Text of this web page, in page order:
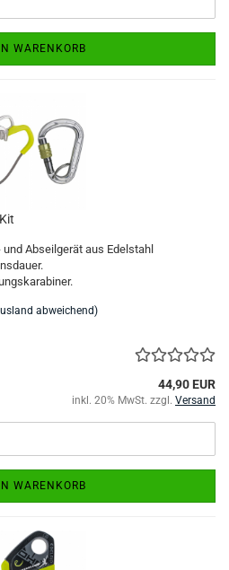
WARENKORB
Abseilgerät aus Edelstahl
abweichend)
44,90 EUR
inkl. 20% MwSt. zzgl. Versand
WARENKORB